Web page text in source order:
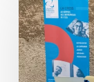
forum
de
l’emploi
de